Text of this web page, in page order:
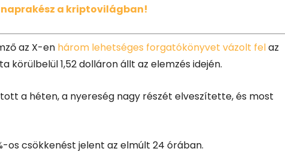
a kriptovilágban!
az X-en három lehetséges forgatókönyvet vázolt felaz
körülbelül 1,52 dolláron állt az elemzés idején.
a héten, a nyereség nagy részét elveszítette, és most
os csökkenést jelent az elmúlt 24 órában.